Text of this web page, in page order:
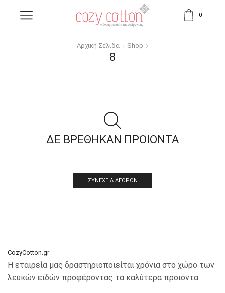
0
Αρχική Σελίδα Shop
8
ΔΕ ΒΡΕΘΗΚΑΝ ΠΡΟΙΟΝΤΑ
ΣΥΝΈΧΕΙΑ ΑΓΟΡΏΝ
CozyCotton.gr
Η εταιρεία μας δραστηριοποιείται χρόνια στο χώρο των
λευκών ειδών προφέροντας τα καλύτερα προιόντα.